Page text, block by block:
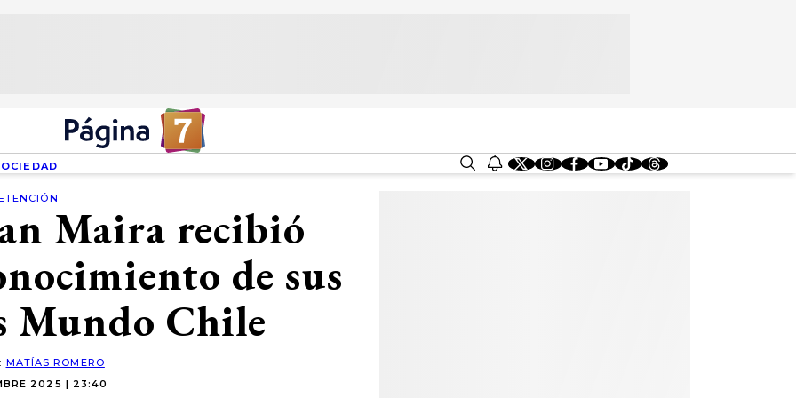
Maira recibió
de sus
Mundo Chile
MATÍAS ROMERO
2025 | 23:40